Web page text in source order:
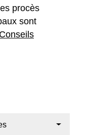
procès
sont
Conseils